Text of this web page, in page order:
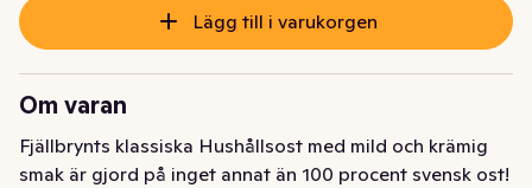
Lägg till i varukorgen
Om varan
Fjällbrynts klassiska Hushållsost med mild och krämig
smak är gjord på inget annat än 100 procent svensk ost!